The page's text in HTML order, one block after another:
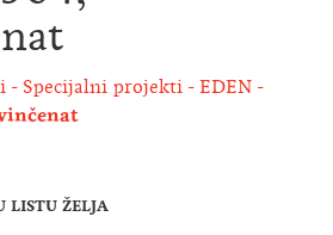
Specijalni projekti EDEN
LISTU ŽELJA